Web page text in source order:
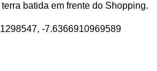
batida em frente do Shopping.
-7.6366910969589